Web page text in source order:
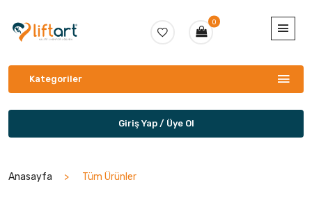
0
Kategoriler
Giriş Yap / Üye Ol
Anasayfa Tüm Ürünler